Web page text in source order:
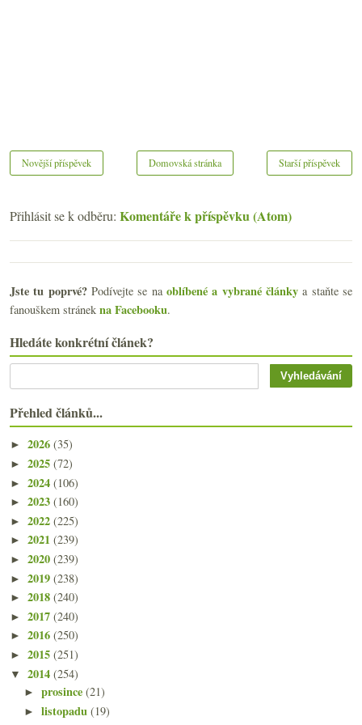
Novější příspěvek Starší příspěvek
Domovská stránka
Přihlásit se k odběru: Komentáře k příspěvku (Atom)
Jste tu poprvé?Podívejte se naoblíbené a vybrané články a staňte se
fanouškem stránek na Facebooku.
Hledáte konkrétní článek?
Přehled článků...
► 2026 (35)
► 2025 (72)
► 2024 (106)
► 2023 (160)
► 2022 (225)
► 2021 (239)
► 2020 (239)
► 2019 (238)
► 2018 (240)
► 2017 (240)
► 2016 (250)
► 2015 (251)
▼ 2014 (254)
►prosince(21)
►listopadu(19)